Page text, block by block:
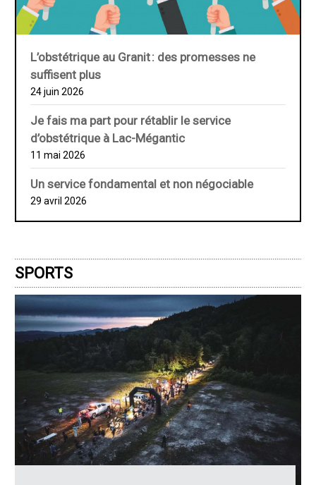
L’obstétrique au ­Granit : des promesses ne
suffisent plus
24 juin 2026
Je fais ma part pour rétablir le service
d’obstétrique à Lac-Mégantic
11 mai 2026
Un service fondamental et non négociable
29 avril 2026
SPORTS